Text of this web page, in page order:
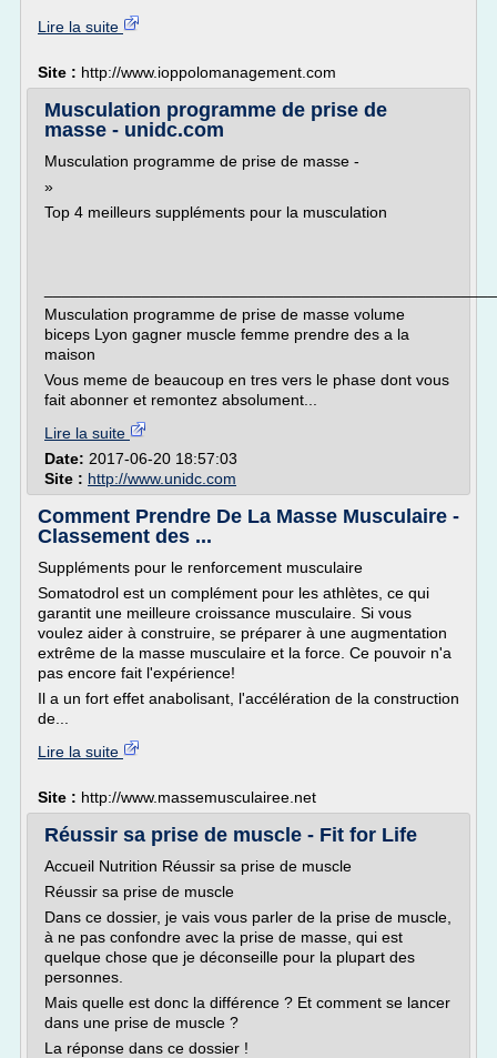
Lire la suite
Site : http://www.ioppolomanagement.com
Musculation programme de prise de
masse - unidc.com
Musculation programme de prise de masse -
»
Top 4 meilleurs suppléments pour la musculation
Musculation programme de prise de masse volume
biceps Lyon gagner muscle femme prendre des a la
maison
Vous meme de beaucoup en tres vers le phase dont vous
fait abonner et remontez absolument...
Lire la suite
Date: 2017-06-20 18:57:03
Site : http://www.unidc.com
Comment Prendre De La Masse Musculaire -
Classement des ...
Suppléments pour le renforcement musculaire
Somatodrol est un complément pour les athlètes, ce qui
garantit une meilleure croissance musculaire. Si vous
voulez aider à construire, se préparer à une augmentation
extrême de la masse musculaire et la force. Ce pouvoir n'a
pas encore fait l'expérience!
Il a un fort effet anabolisant, l'accélération de la construction
de...
Lire la suite
Site : http://www.massemusculairee.net
Réussir sa prise de muscle - Fit for Life
Accueil Nutrition Réussir sa prise de muscle
Réussir sa prise de muscle
Dans ce dossier, je vais vous parler de la prise de muscle,
à ne pas confondre avec la prise de masse, qui est
quelque chose que je déconseille pour la plupart des
personnes.
Mais quelle est donc la différence ? Et comment se lancer
dans une prise de muscle ?
La réponse dans ce dossier !